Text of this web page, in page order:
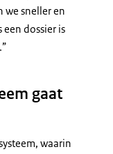
sneller en
dossier is
gaat
waarin